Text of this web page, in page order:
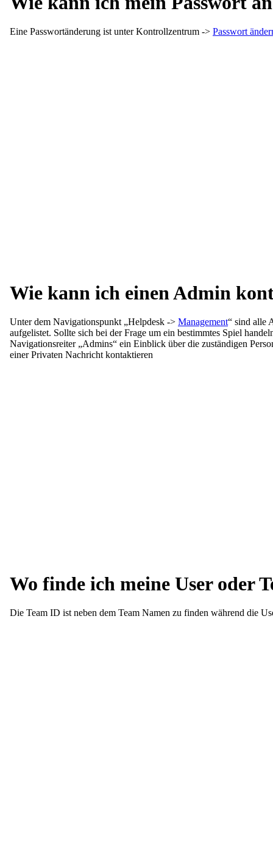
Eine Passwortänderung ist unter Kontrollzentrum -> Passwort
Wie kann ich einen Admin
Unter dem Navigationspunkt „Helpdesk -> Management“ sind alle
aufgelistet. Sollte sich bei der Frage um ein bestimmtes Spiel
Navigationsreiter „Admins“ ein Einblick über die zuständigen
einer Privaten Nachricht kontaktieren
Wo finde ich meine User oder
Die Team ID ist neben dem Team Namen zu finden während die